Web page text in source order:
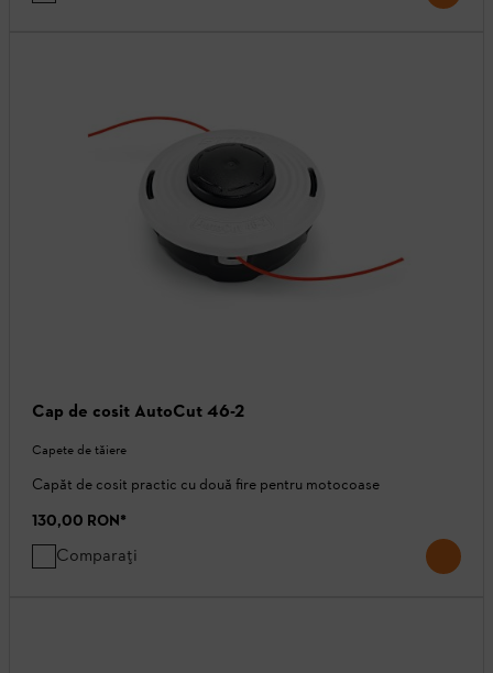
Cap de cosit AutoCut 46-2
Capete de tăiere
Capăt de cosit practic cu două fire pentru motocoase
130,00 RON*
Comparați